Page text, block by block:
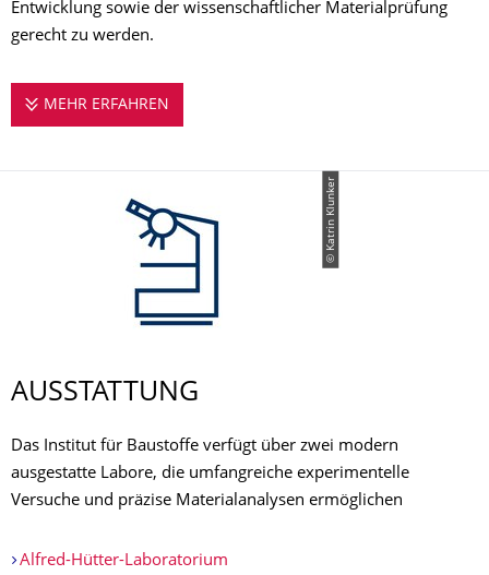
Entwicklung sowie der wissenschaftlicher Materialprüfung
gerecht zu werden.
MEHR ERFAHREN
© Katrin Klunker
AUSSTATTUNG
Das Institut für Baustoffe verfügt über zwei modern
ausgestatte Labore, die umfangreiche experimentelle
Versuche und präzise Materialanalysen ermöglichen
Alfred-Hütter-Laboratorium